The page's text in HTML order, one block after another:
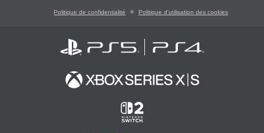
Politique de confidentialité Politique d'utilisation des cookies